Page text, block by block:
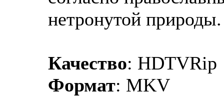
нетронутой природы.
Качество: HDTVRip
Формат: MKV